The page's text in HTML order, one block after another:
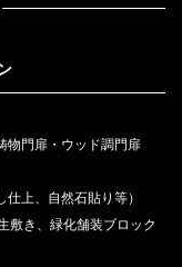
物門扉・ウッド調門扉
上、自然石貼り等）
敷き、緑化舗装ブロック